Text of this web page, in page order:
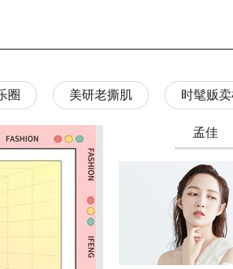
圈 美研老撕肌 时髦贩
第三期